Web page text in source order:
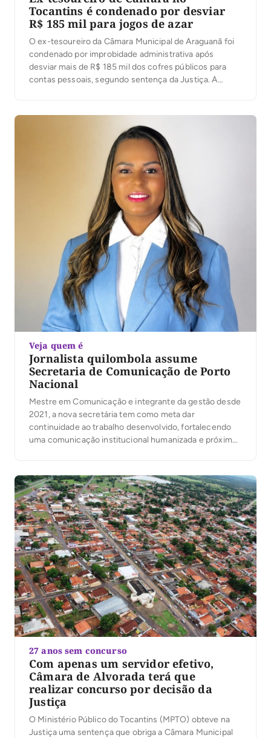
Tocantins é condenado por desviar
R$ 185 mil para jogos de azar
O ex-tesoureiro da Câmara Municipal de Araguanã foi
condenado por improbidade administrativa após
desviar mais de R$ 185 mil dos cofres públicos para
contas pessoais, segundo sentença da Justiça. A
Xambioá. De acordo com o processo, o ex-servidor […]
Veja quem é
Jornalista quilombola assume
Secretaria de Comunicação de Porto
Nacional
Mestre em Comunicação e integrante da gestão desde
2021, a nova secretária tem como meta dar
continuidade ao trabalho desenvolvido, fortalecendo
uma comunicação institucional humanizada e próxima
27 anos sem concurso
Com apenas um servidor efetivo,
Câmara de Alvorada terá que
realizar concurso por decisão da
Justiça
O Ministério Público do Tocantins (MPTO) obteve na
Justiça uma sentença que obriga a Câmara Municipal